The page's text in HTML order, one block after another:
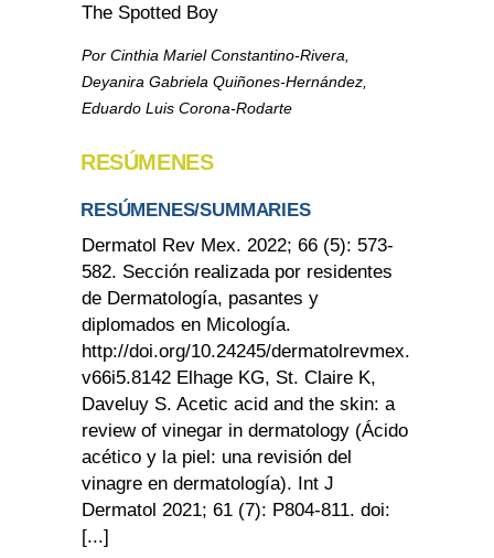
The Spotted Boy
Por Cinthia Mariel Constantino-Rivera,
Deyanira Gabriela Quiñones-Hernández,
Eduardo Luis Corona-Rodarte
RESÚMENES
RESÚMENES/SUMMARIES
Dermatol Rev Mex. 2022; 66 (5): 573-
582. Sección realizada por residentes
de Dermatología, pasantes y
diplomados en Micología.
http://doi.org/10.24245/dermatolrevmex.
v66i5.8142 Elhage KG, St. Claire K,
Daveluy S. Acetic acid and the skin: a
review of vinegar in dermatology (Ácido
acético y la piel: una revisión del
vinagre en dermatología). Int J
Dermatol 2021; 61 (7): P804-811. doi:
[...]